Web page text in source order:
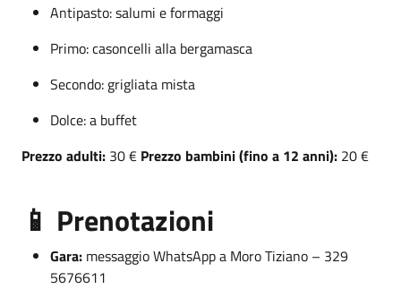
Antipasto: salumi e formaggi
Primo: casoncelli alla bergamasca
Secondo: grigliata mista
Dolce: a buffet
Prezzo adulti: 30 € Prezzo bambini (fino a 12 anni): 20 €
📱 Prenotazioni
Gara: messaggio WhatsApp a Moro Tiziano – 329
5676611